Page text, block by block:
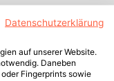
Datenschutzerklärung
auf unserer Website.
Daneben
Fingerprints sowie